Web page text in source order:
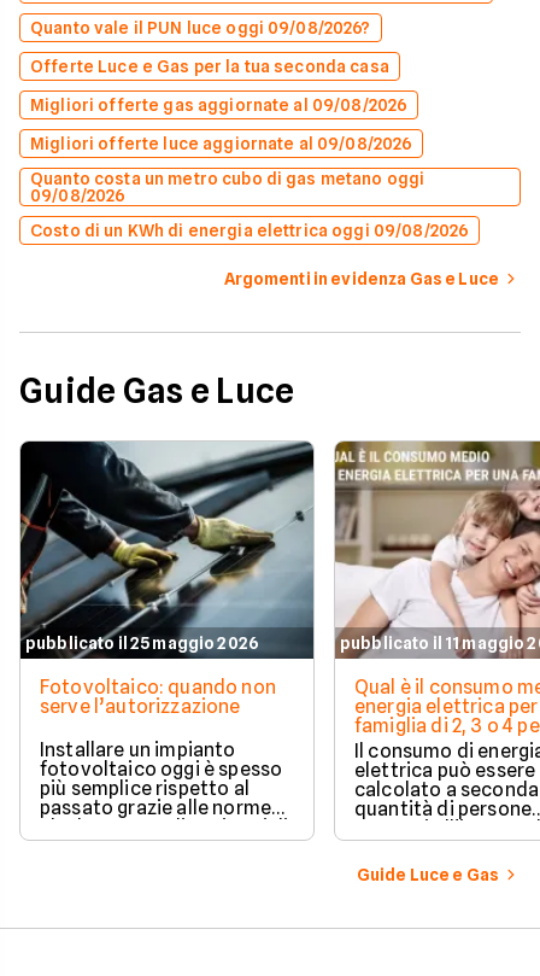
Quanto vale il PUN luce oggi 09/08/2026?
Offerte Luce e Gas per la tua seconda casa
Migliori offerte gas aggiornate al 09/08/2026
Migliori offerte luce aggiornate al 09/08/2026
Quanto costa un metro cubo di gas metano oggi
09/08/2026
Costo di un KWh di energia elettrica oggi 09/08/2026
Argomenti in evidenza Gas e Luce
Guide Gas e Luce
pubblicato il 25 maggio 2026
Fotovoltaico: quando non
serve l’autorizzazione
Installare un impianto
fotovoltaico oggi è spesso
più semplice rispetto al
passato grazie alle norme
che hanno ampliato i casi di
edilizia libera.
pubblicato il 11 maggio
Qual è il consumo
energia elettrica per
famiglia di 2, 3 o 4
Il consumo di
elettrica può essere
calcolato a
quantità di persone
presenti all'interno
determinato
numerosi i fattori
influenzano questo
considerazione per
Guide Luce e Gas